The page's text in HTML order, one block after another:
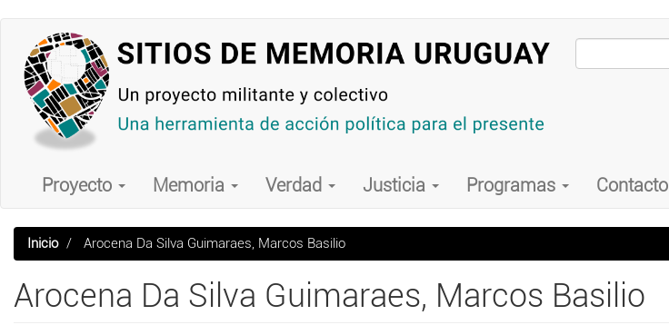
contenido
principal
Main
navigation
Proyecto Memoria Verdad Justicia Programas Contacto
Inicio Arocena Da Silva Guimaraes, Marcos Basilio
Arocena Da Silva Guimaraes, Marcos Basilio